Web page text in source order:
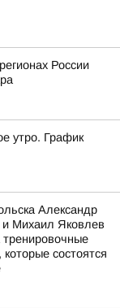
России
утро. График
Александр
Михаил Яковлев
состоятся